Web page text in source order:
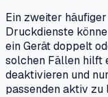
Ein zweiter
Druckdienste
ein Gerät doppelt
solchen Fällen hilft
deaktivieren und
passenden aktiv zu